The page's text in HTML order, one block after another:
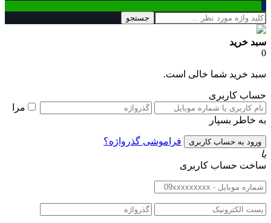
0
جستجو
سبد خرید
0
سبد خرید شما خالی است.
حساب کاربری
مرا
به خاطر بسپار
فراموشی گذرواژه؟
یا
ساخت حساب کاربری